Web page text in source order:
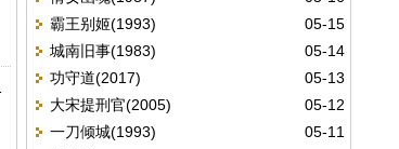
05-15
霸王别姬(1993)
05-14
城南旧事(1983)
05-13
功守道(2017)
05-12
大宋提刑官(2005)
05-11
一刀倾城(1993)